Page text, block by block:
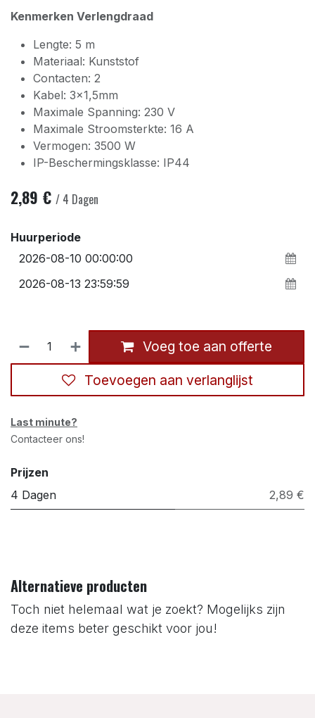
Kenmerken Verlengdraad
Lengte: 5 m
Materiaal: Kunststof
Contacten: 2
Kabel: 3x1,5mm
Maximale Spanning: 230 V
Maximale Stroomsterkte: 16 A
Vermogen: 3500 W
IP-Beschermingsklasse: IP44
2,89 € / 4 Dagen
Huurperiode
Voeg toe aan offerte
Toevoegen aan verlanglijst
Last minute?
Contacteer ons!
Prijzen
4 Dagen
2,89 €
Alternatieve producten
Toch niet helemaal wat je zoekt? Mogelijks zijn
deze items beter geschikt voor jou!